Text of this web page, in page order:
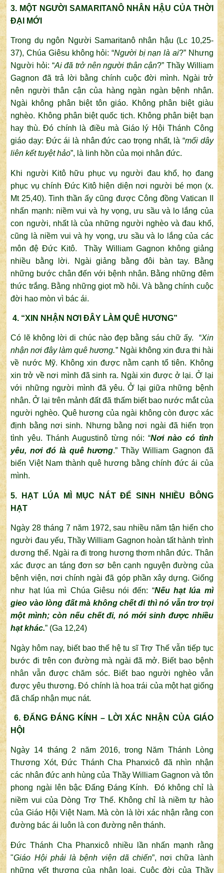
3. MỘT NGƯỜI SAMARITANÔ NHÂN HẬU CỦA THỜI
ĐẠI MỚI
Trong dụ ngôn Người Samaritanô nhân hậu (Lc 10,25-
37), Chúa Giêsu không hỏi: “Người bị nạn là ai?” Nhưng
Người hỏi: “Ai đã trở nên người thân cận?” Thầy William
Gagnon đã trả lời bằng chính cuộc đời mình. Ngài trở
nên người thân cận của hàng ngàn ngàn bệnh nhân.
Ngài không phân biệt tôn giáo. Không phân biệt giàu
nghèo. Không phân biệt quốc tịch. Không phân biệt bạn
hay thù. Đó chính là điều mà Giáo lý Hội Thánh Công
giáo dạy: Đức ái là nhân đức cao trọng nhất, là “mối dây
liên kết tuyệt hảo”, là linh hồn của mọi nhân đức.
Khi người Kitô hữu phục vụ người đau khổ, họ đang
phục vụ chính Đức Kitô hiện diện nơi người bé mọn (x.
Mt 25,40). Tinh thần ấy cũng được Công đồng Vatican II
nhấn mạnh: niềm vui và hy vọng, ưu sầu và lo lắng của
con người, nhất là của những người nghèo và đau khổ,
cũng là niềm vui và hy vọng, ưu sầu và lo lắng của các
môn đệ Đức Kitô. Thầy William Gagnon không giảng
nhiều bằng lời. Ngài giảng bằng đôi bàn tay. Bằng
những bước chân đến với bệnh nhân. Bằng những đêm
thức trắng. Bằng những giọt mồ hôi. Và bằng chính cuộc
đời hao mòn vì bác ái.
4. “XIN NHẬN NƠI ĐÂY LÀM QUÊ HƯƠNG”
Có lẽ không lời di chúc nào đẹp bằng sáu chữ ấy. “Xin
nhận nơi đây làm quê hương.” Ngài không xin đưa thi hài
về nước Mỹ. Không xin được nằm cạnh tổ tiên. Không
xin trở về nơi mình đã sinh ra. Ngài xin được ở lại. Ở lại
với những người mình đã yêu. Ở lại giữa những bệnh
nhân. Ở lại trên mảnh đất đã thấm biết bao nước mắt của
người nghèo. Quê hương của ngài không còn được xác
định bằng nơi sinh. Nhưng bằng nơi ngài đã hiến trọn
tình yêu. Thánh Augustinô từng nói: “Nơi nào có tình
yêu, nơi đó là quê hương.” Thầy William Gagnon đã
biến Việt Nam thành quê hương bằng chính đức ái của
mình.
5. HẠT LÚA MÌ MỤC NÁT ĐỂ SINH NHIỀU BÔNG
HẠT
Ngày 28 tháng 7 năm 1972, sau nhiều năm tận hiến cho
người đau yếu, Thầy William Gagnon hoàn tất hành trình
dương thế. Ngài ra đi trong hương thơm nhân đức. Thân
xác được an táng đơn sơ bên cạnh nguyện đường của
bệnh viện, nơi chính ngài đã góp phần xây dựng. Giống
như hạt lúa mì Chúa Giêsu nói đến: “Nếu hạt lúa mì
gieo vào lòng đất mà không chết đi thì nó vẫn trơ trọi
một mình; còn nếu chết đi, nó mới sinh được nhiều
hạt khác.” (Ga 12,24)
Ngày hôm nay, biết bao thế hệ tu sĩ Trợ Thế vẫn tiếp tục
bước đi trên con đường mà ngài đã mở. Biết bao bệnh
nhân vẫn được chăm sóc. Biết bao người nghèo vẫn
được yêu thương. Đó chính là hoa trái của một hạt giống
đã chấp nhận mục nát.
6. ĐẤNG ĐÁNG KÍNH – LỜI XÁC NHẬN CỦA GIÁO
HỘI
Ngày 14 tháng 2 năm 2016, trong Năm Thánh Lòng
Thương Xót, Đức Thánh Cha Phanxicô đã nhìn nhận
các nhân đức anh hùng của Thầy William Gagnon và tôn
phong ngài lên bậc Đấng Đáng Kính. Đó không chỉ là
niềm vui của Dòng Trợ Thế. Không chỉ là niềm tự hào
của Giáo Hội Việt Nam. Mà còn là lời xác nhận rằng con
đường bác ái luôn là con đường nên thánh.
Đức Thánh Cha Phanxicô nhiều lần nhấn mạnh rằng
"Giáo Hội phải là bệnh viện dã chiến”, nơi chữa lành
những vết thương của nhân loại. Cuộc đời của Thầy